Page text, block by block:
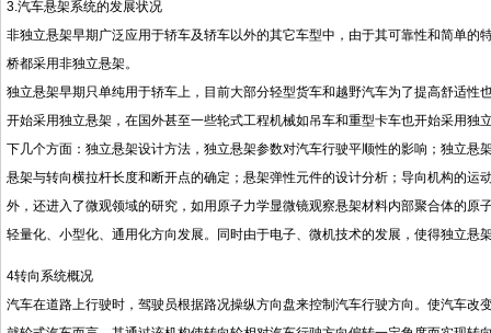
3.汽车悬架系统的发展状况
非独立悬架早期广泛应用于轿车及轿车以外的其它车型中，由于其可靠性和简单
桥都采用非独立悬架。
独立悬架早期只单纯用于轿车上，目前大部分轻型货车和越野汽车为了提高舒适
开始采用独立悬架，在国外甚至一些轮式工程机械如吊车和重型卡车也开始采用
下几个方面：独立悬架设计方法，独立悬架参数对汽车行驶平顺性的影响；独立
悬架与转向横拉杆长度和断开点的确定；悬架弹性元件的设计分析；导向机构的
外，还进入了微观领域的研究，如用原子力学显微镜观察悬架材料内部聚合体的
轻量化、小型化、通用化方向发展。同时由于电子、微机技术的发展，使得独立悬
4转向系统概况
汽车在道路上行驶时，驾驶员根据路况操纵方向盘来控制汽车行驶方向。使汽车改